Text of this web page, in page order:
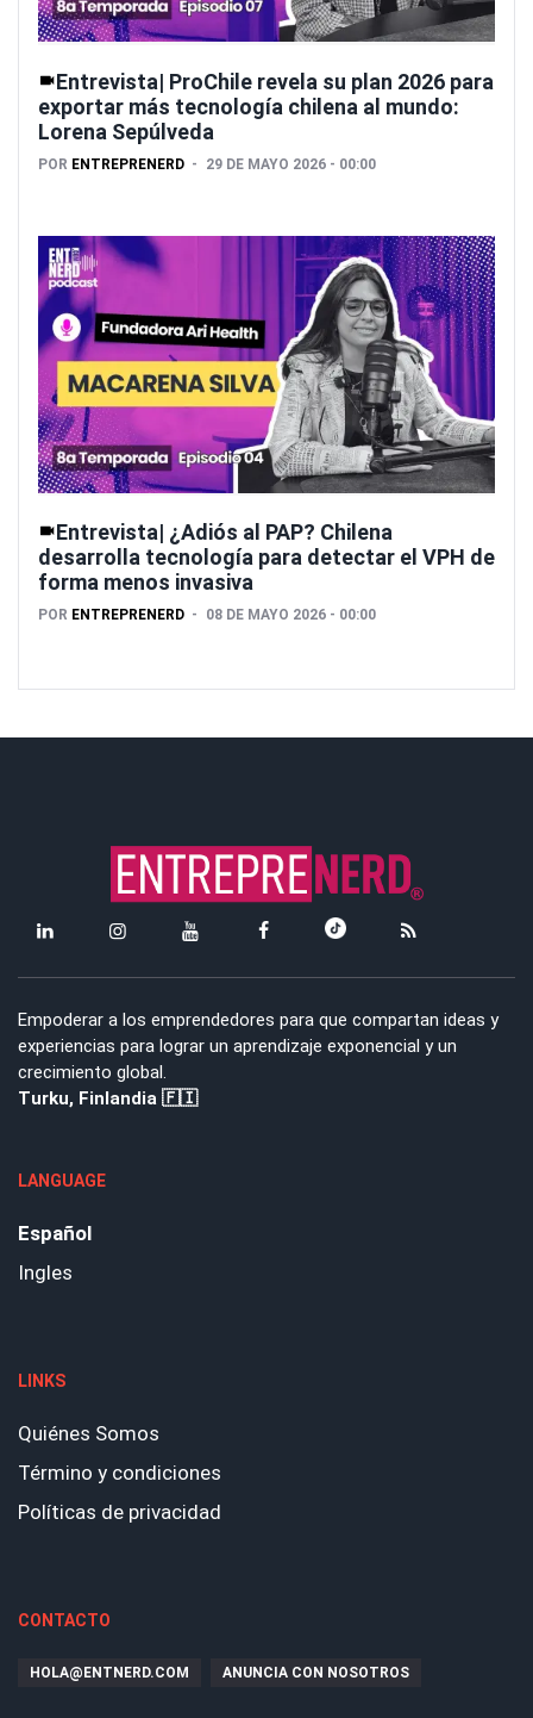
Entrevista| ProChile revela su plan 2026 para
exportar más tecnología chilena al mundo:
Lorena Sepúlveda
POR ENTREPRENERD 29 DE MAYO 2026 - 00:00
Entrevista| ¿Adiós al PAP? Chilena
desarrolla tecnología para detectar el VPH de
forma menos invasiva
POR ENTREPRENERD 08 DE MAYO 2026 - 00:00
Empoderar a los emprendedores para que compartan ideas y
experiencias para lograr un aprendizaje exponencial y un
crecimiento global.
Turku, Finlandia 🇫🇮
LANGUAGE
Español
Ingles
LINKS
Quiénes Somos
Término y condiciones
Políticas de privacidad
CONTACTO
HOLA@ENTNERD.COM ANUNCIA CON NOSOTROS